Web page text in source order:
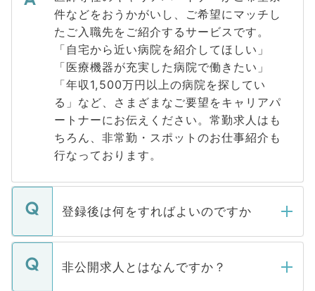
件などをおうかがいし、ご希望にマッチし
たご入職先をご紹介するサービスです。
「自宅から近い病院を紹介してほしい」
「医療機器が充実した病院で働きたい」
「年収1,500万円以上の病院を探してい
る」など、さまざまなご要望をキャリアパ
ートナーにお伝えください。常勤求人はも
ちろん、非常勤・スポットのお仕事紹介も
行なっております。
登録後は何をすればよいのですか
ご登録いただきましたら、弊社担当者がご
登録内容を確認し、その後メールもしくは
非公開求人とはなんですか？